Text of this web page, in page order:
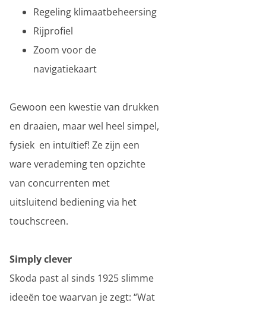
Regeling klimaatbeheersing
Rijprofiel
Zoom voor de
navigatiekaart
Gewoon een kwestie van drukken
en draaien, maar wel heel simpel,
fysiek en intuïtief! Ze zijn een
ware verademing ten opzichte
van concurrenten met
uitsluitend bediening via het
touchscreen.
Simply clever
Skoda past al sinds 1925 slimme
ideeën toe waarvan je zegt: “Wat